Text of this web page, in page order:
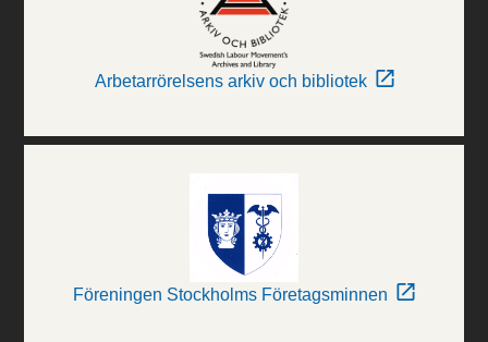
Arbetarrörelsens arkiv och bibliotek
Föreningen Stockholms Företagsminnen